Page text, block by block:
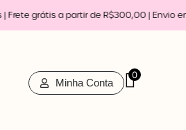
para
grátis a partir de R$300,00 | Envio
Minha Conta
0